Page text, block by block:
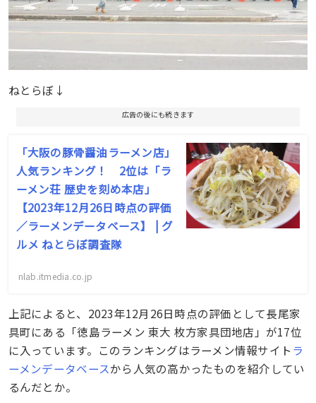
ねとらぼ↓
広告の後にも続きます
「大阪の豚骨醤油ラーメン店」
人気ランキング！ 2位は「ラ
ーメン荘 歴史を刻め本店」
【2023年12月26日時点の評価
／ラーメンデータベース】 | グ
ルメ ねとらぼ調査隊
nlab.itmedia.co.jp
上記によると、2023年12月26日時点の評価として長尾家
具町にある「徳島ラーメン 東大 枚方家具団地店」が17位
に入っています。このランキングはラーメン情報サイト ラ
ーメンデータベースから人気の高かったものを紹介してい
るんだとか。